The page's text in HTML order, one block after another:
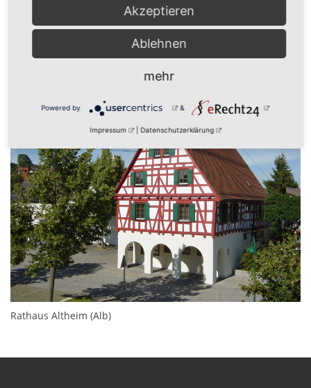
zurück
Rathaus Altheim (Alb)
Akzeptieren
Ablehnen
mehr
Powered by &
Impressum Datenschutzerklärung